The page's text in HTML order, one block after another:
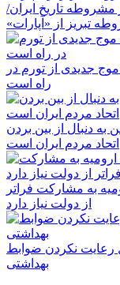
تاریخ ایران/
تبریز از «آپارات»
جدیدی از تورم در
راه است
به دنبال از بین بردن
اتحاد مردم ایران است
به مشارکت فراتر
از دولت نیاز دارد
دلیل رعایت نکردن ضوابط
بهداشتی